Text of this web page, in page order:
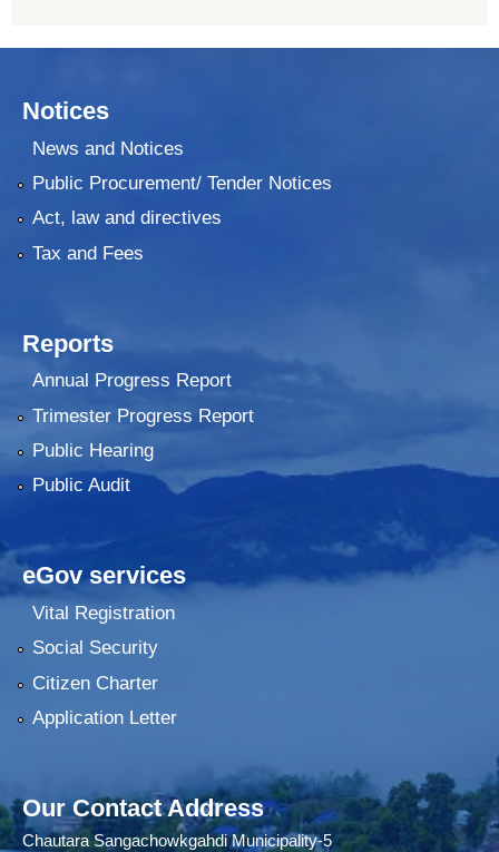
Notices
News and Notices
Public Procurement/ Tender Notices
Act, law and directives
Tax and Fees
Reports
Annual Progress Report
Trimester Progress Report
Public Hearing
Public Audit
eGov services
Vital Registration
Social Security
Citizen Charter
Application Letter
Our Contact Address
Chautara Sangachowkgahdi Municipality-5